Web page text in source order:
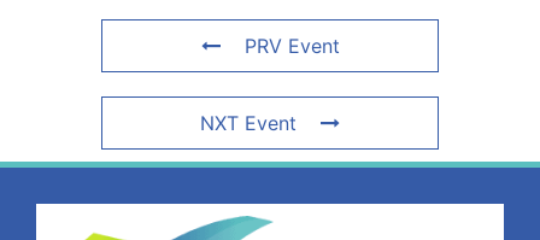
PRV Event
NXT Event